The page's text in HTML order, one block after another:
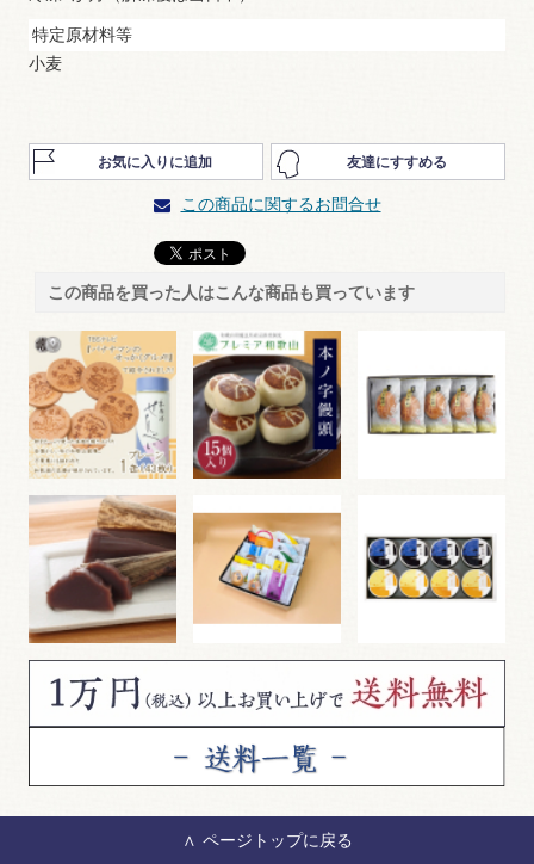
特定原材料等
小麦
お気に入りに追加 友達にすすめる
この商品に関するお問合せ
この商品を買った人はこんな商品も買っています
ページトップに戻る